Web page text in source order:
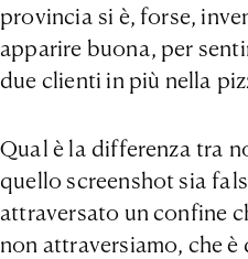
provincia si è, forse,
apparire buona, per
due clienti in più nella
Qual è la differenza tra
quello screenshot sia
attraversato un confine
non attraversiamo, che